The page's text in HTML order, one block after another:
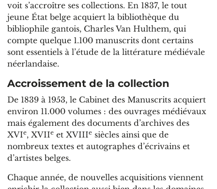
voit s’accroître ses collections. En 1837, le tout
jeune État belge acquiert la bibliothèque du
bibliophile gantois, Charles Van Hulthem, qui
compte quelque 1.100 manuscrits dont certains
sont essentiels à l’étude de la littérature médiévale
néerlandaise.
Accroissement de la collection
De 1839 à 1953, le Cabinet des Manuscrits acquiert
environ 11.000 volumes : des ouvrages médiévaux
mais également des documents d’archives des
XVIe, XVIIe et XVIIIe siècles ainsi que de
nombreux textes et autographes d’écrivains et
d’artistes belges.
Chaque année, de nouvelles acquisitions viennent